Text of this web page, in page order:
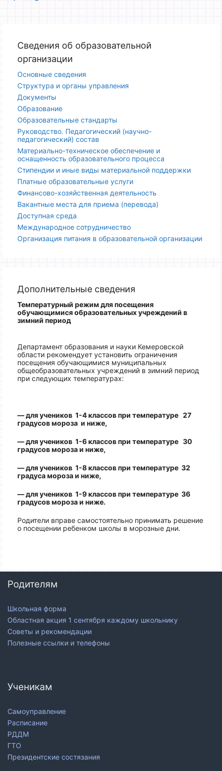
Сведения об образовательной
организации
Основные сведения
Структура и органы управления
Документы
Образование
Образовательные стандарты
Руководство. Педагогический (научно-
педагогический) состав
Материально-техническое обеспечение и
оснащенность образовательного процесса
Стипендии и иные виды материальной поддержки
Платные образовательные услуги
Финансово-хозяйственная деятельность
Вакантные места для приема (перевода)
Доступная среда
Международное сотрудничество
Организация питания в образовательной организации
Дополнительные сведения
Температурный режим для посещения
обучающимися образовательных учреждений в
зимний период
Департамент образования и науки Кемеровской
области рекомендует установить ограничения
посещения обучающимися муниципальных
общеобразовательных учреждений в зимний период
при следующих температурах:
— для учеников 1-4 классов при температуре 27
градусов мороза и ниже,
— для учеников 1-6 классов при температуре 30
градусов мороза и ниже,
— для учеников 1-8 классов при температуре 32
градуса мороза и ниже,
— для учеников 1-9 классов при температуре 36
градусов мороза и ниже.
Родители вправе самостоятельно принимать решение
о посещении ребенком школы в морозные дни.
Родителям
Школьная форма
Областная акция 1 сентября каждому школьнику
Советы и рекомендации
Полезные ссылки и телефоны
Ученикам
Самоуправление
Расписание
РДДМ
ГТО
Президентские состязания